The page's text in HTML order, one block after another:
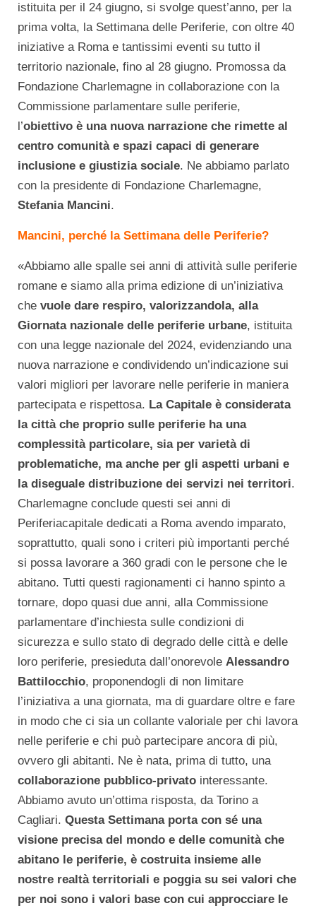
istituita per il 24 giugno, si svolge quest’anno, per la
prima volta, la Settimana delle Periferie, con oltre 40
iniziative a Roma e tantissimi eventi su tutto il
territorio nazionale, fino al 28 giugno. Promossa da
Fondazione Charlemagne in collaborazione con la
Commissione parlamentare sulle periferie,
l’obiettivo è una nuova narrazione che rimette al
centro comunità e spazi capaci di generare
inclusione e giustizia sociale. Ne abbiamo parlato
con la presidente di Fondazione Charlemagne,
Stefania Mancini.
Mancini, perché la Settimana delle Periferie?
«Abbiamo alle spalle sei anni di attività sulle periferie
romane e siamo alla prima edizione di un’iniziativa
che vuole dare respiro, valorizzandola, alla
Giornata nazionale delle periferie urbane, istituita
con una legge nazionale del 2024, evidenziando una
nuova narrazione e condividendo un’indicazione sui
valori migliori per lavorare nelle periferie in maniera
partecipata e rispettosa. La Capitale è considerata
la città che proprio sulle periferie ha una
complessità particolare, sia per varietà di
problematiche, ma anche per gli aspetti urbani e
la diseguale distribuzione dei servizi nei territori.
Charlemagne conclude questi sei anni di
Periferiacapitale dedicati a Roma avendo imparato,
soprattutto, quali sono i criteri più importanti perché
si possa lavorare a 360 gradi con le persone che le
abitano. Tutti questi ragionamenti ci hanno spinto a
tornare, dopo quasi due anni, alla Commissione
parlamentare d’inchiesta sulle condizioni di
sicurezza e sullo stato di degrado delle città e delle
loro periferie, presieduta dall’onorevole Alessandro
Battilocchio, proponendogli di non limitare
l’iniziativa a una giornata, ma di guardare oltre e fare
in modo che ci sia un collante valoriale per chi lavora
nelle periferie e chi può partecipare ancora di più,
ovvero gli abitanti. Ne è nata, prima di tutto, una
collaborazione pubblico-privato interessante.
Abbiamo avuto un’ottima risposta, da Torino a
Cagliari. Questa Settimana porta con sé una
visione precisa del mondo e delle comunità che
abitano le periferie, è costruita insieme alle
nostre realtà territoriali e poggia su sei valori che
per noi sono i valori base con cui approcciare le